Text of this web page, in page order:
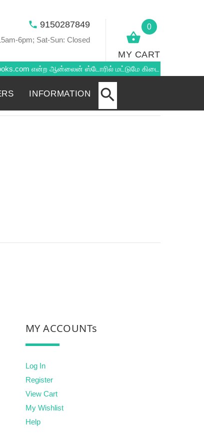
0
MY CART
9150287849
6pm; Sat-Sun: Closed
என்ற ஆன்லைன் ஸ்டோரில் மட்டுமே கிடைக்கும்...
INFORMATION
MY ACCOUNTs
Log In
Register
View Cart
My Wishlist
Help